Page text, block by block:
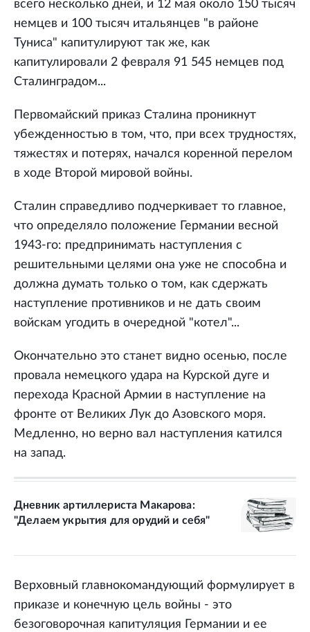
всего несколько дней, и 12 мая около 150 тысяч
немцев и 100 тысяч итальянцев "в районе
Туниса" капитулируют так же, как
капитулировали 2 февраля 91 545 немцев под
Сталинградом...
Первомайский приказ Сталина проникнут
убежденностью в том, что, при всех трудностях,
тяжестях и потерях, начался коренной перелом
в ходе Второй мировой войны.
Сталин справедливо подчеркивает то главное,
что определяло положение Германии весной
1943-го: предпринимать наступления с
решительными целями она уже не способна и
должна думать только о том, как сдержать
наступление противников и не дать своим
войскам угодить в очередной "котел"...
Окончательно это станет видно осенью, после
провала немецкого удара на Курской дуге и
перехода Красной Армии в наступление на
фронте от Великих Лук до Азовского моря.
Медленно, но верно вал наступления катился
на запад.
Дневник артиллериста Макарова:
"Делаем укрытия для орудий и себя"
Верховный главнокомандующий формулирует в
приказе и конечную цель войны - это
безоговорочная капитуляция Германии и ее